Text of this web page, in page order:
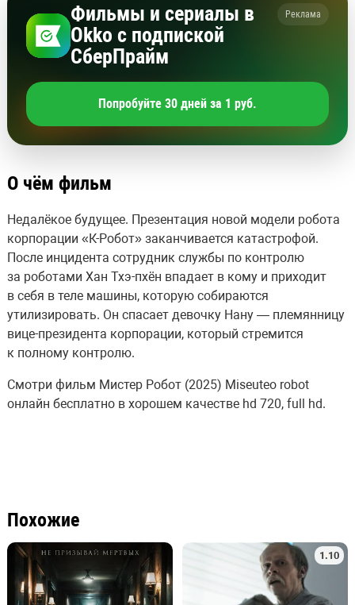
Фильмы и сериалы в
Okko с подпиской
СберПрайм
Реклама
Попробуйте 30 дней за 1 руб.
О чём фильм
Недалёкое будущее. Презентация новой модели робота
корпорации «К-Робот» заканчивается катастрофой.
После инцидента сотрудник службы по контролю
за роботами Хан Тхэ-пхён впадает в кому и приходит
в себя в теле машины, которую собираются
утилизировать. Он спасает девочку Нану — племянницу
вице-президента корпорации, который стремится
к полному контролю.
Смотри фильм Мистер Робот (2025) Miseuteo robot
онлайн бесплатно в хорошем качестве hd 720, full hd.
Похожие
1.10